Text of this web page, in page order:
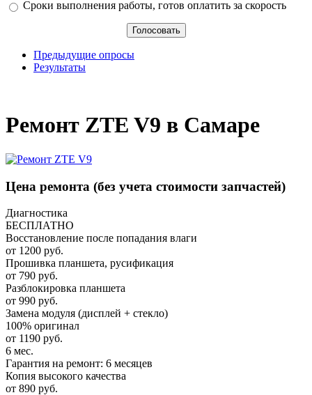
Сроки выполнения работы, готов оплатить за скорость
Предыдущие опросы
Результаты
Ремонт ZTE V9 в Самаре
Цена ремонта (без учета стоимости запчастей)
Диагностика
БЕСПЛАТНО
Восстановление после попадания влаги
от 1200 руб.
Прошивка планшета, русификация
от 790 руб.
Разблокировка планшета
от 990 руб.
Замена модуля (дисплей + стекло)
100% оригинал
от 1190 руб.
6 мес.
Гарантия на ремонт: 6 месяцев
Копия высокого качества
от 890 руб.